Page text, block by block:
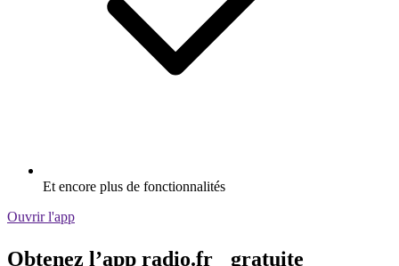
Et encore plus de fonctionnalités
Ouvrir l'app
Obtenez l’app radio.fr gratuite